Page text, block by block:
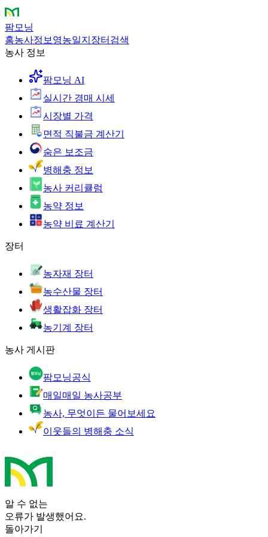
팜모닝
홈농사정보 영농일지 장터 검색
농사 정보
팜모닝 AI
실시간 경매 시세
시장별 가격
면적 직불금 계산기
숨은 보조금
병해충 정보
농사 커리큘럼
농약 정보
농약 비료 계산기
장터
농자재 장터
농수산물 장터
생활잡화 장터
농기계 장터
농사 게시판
팜모닝공식
매일매일 농사공부
농사, 무엇이든 물어보세요
이웃들의 병해충 소식
알 수 없는
오류가 발생했어요.
돌아가기